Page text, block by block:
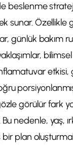
beslenme
sunar.
günlük
etkisi,
görülür fark
nedenle, yaş,
bir plan